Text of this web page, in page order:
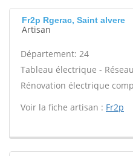
Fr2p Rgerac, Saint alvere
Artisan
Département: 24
Tableau électrique -
Rénovation électrique
Voir la fiche artisan : Fr2p